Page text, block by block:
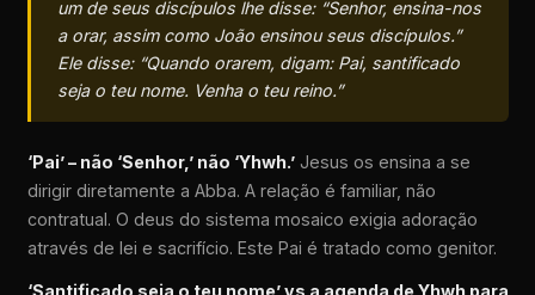
um de seus discípulos lhe disse: “Senhor, ensina-nos
a orar, assim como João ensinou seus discípulos.”
Ele disse: “Quando orarem, digam: Pai, santificado
seja o teu nome. Venha o teu reino.”
‘Pai’ – não ‘Senhor,’ não ‘Yhwh.’Jesus os ensina a se
dirigir diretamente a Abba. A relação é familiar, não
contratual. O deus do sistema mosaico exigia adoração
através de lei e sacrifício. Este Pai é tratado como genitor.
‘Santificado seja o teu nome’ vs a agenda de Yhwh para